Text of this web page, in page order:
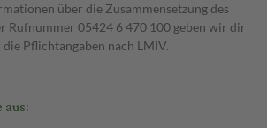
über die Zusammensetzung des
Rufnummer 05424 6 470 100 geben wir dir
Pflichtangaben nach LMIV.